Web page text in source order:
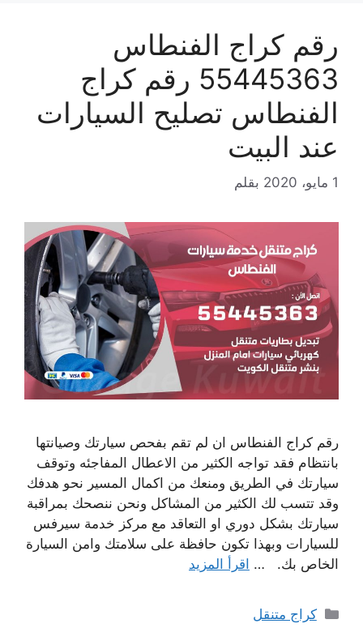
رقم كراج الفنطاس
55445363 رقم كراج
الفنطاس تصليح السيارات
عند البيت
1 مايو، 2020 بقلم
رقم كراج الفنطاس ان لم تقم بفحص سيارتك وصيانتها
بانتظام فقد تواجه الكثير من الاعطال المفاجئه وتوقف
سيارتك في الطريق ومنعك من اكمال المسير نحو هدفك
وقد تتسب لك الكثير من المشاكل ونحن ننصحك بمراقبة
سيارتك بشكل دوري او التعاقد مع مركز خدمة سيرفس
للسيارات وبهذا تكون حافظة على سلامتك وامن السيارة
الخاص بك. … اقرأ المزيد
التصنيفات
كراج متنقل